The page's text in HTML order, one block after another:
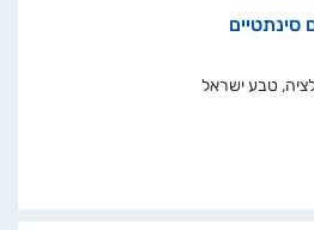
סינתטיים
טבע ישראל